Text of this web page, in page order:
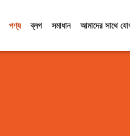
পণ্য ব্লগ সমাধান আমাদের সাথে